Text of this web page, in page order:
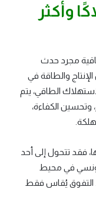
وأكثر
مجرد حدث
والطاقة في
الطاقي، يتم
الكفاءة،
فقد تتحول إلى أحد
في محيط
التفوق يُقاس فقط